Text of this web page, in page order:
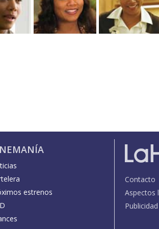
estrenos
Contacto
Aspectos